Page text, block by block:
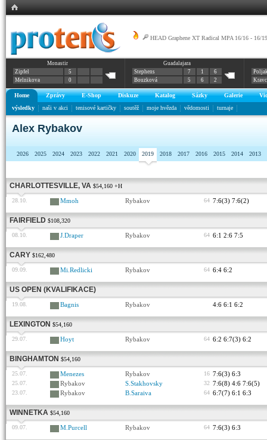
HEAD Graphene XT Radical MPA 16/16 - 16/19
Prestige MID
Monastir
Zipfel
5
Melnikova
0
Guadalajara
Stephens
7 1
6
Bouzková
5 6 2
Home Zprávy E-Shop Diskuze Katalog Sázky Galerie
výsledky
naši v akci tenisové kartičky soutěž moje hvězda vědomosti turnaje
Alex Rybakov
2026 2025 2024 2023 2022 2021 2020 2019 2018 2017 2016 2015 2014 2013
CHARLOTTESVILLE, VA $54,160 +H
28.10. Mmoh Rybakov 64 7:6(3) 7:6(2)
FAIRFIELD $108,320
08.10. J.Draper Rybakov 64 6:1 2:6 7:5
CARY $162,480
09.09. Mi.Redlicki Rybakov 64 6:4 6:2
US OPEN (KVALIFIKACE)
19.08. Bagnis Rybakov 4:6 6:1 6:2
LEXINGTON $54,160
29.07. Hoyt Rybakov 64 6:2 6:7(3) 6:2
BINGHAMTON $54,160
25.07. Menezes Rybakov 16 7:6(3) 6:3
25.07. Rybakov S.Stakhovsky 32 7:6(8) 4:6 7:6(5)
23.07. Rybakov B.Saraiva 64 6:7(7) 6:1 6:3
WINNETKA $54,160
09.07. M.Purcell Rybakov 64 7:6(3) 6:3